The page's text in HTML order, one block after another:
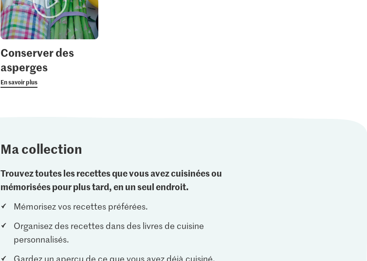
Conserver des
asperges
En savoir plus
Ma collection
Trouvez toutes les recettes que vous avez cuisinées ou
mémorisées pour plus tard, en un seul endroit.
Mémorisez vos recettes préférées.
Organisez des recettes dans des livres de cuisine
personnalisés.
Gardez un aperçu de ce que vous avez déjà cuisiné.